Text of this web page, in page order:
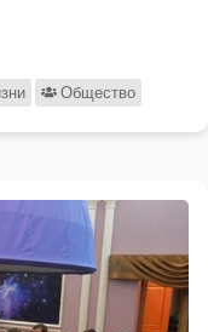
Общество